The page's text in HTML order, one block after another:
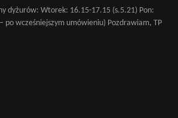
dyżurów: Wtorek: 16.15-17.15 (s.5.21) Pon:
po wcześniejszym umówieniu) Pozdrawiam, TP